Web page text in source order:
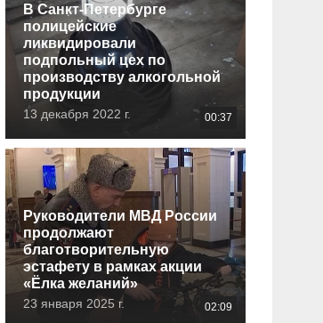
В Санкт-Петербурге
полицейские
ликвидировали
подпольный цех по
производству алкогольной
продукции
13 декабря 2022 г. 00:37
Руководители МВД России
продолжают
благотворительную
эстафету в рамках акции
«Ёлка желаний»
23 января 2025 г. 02:09